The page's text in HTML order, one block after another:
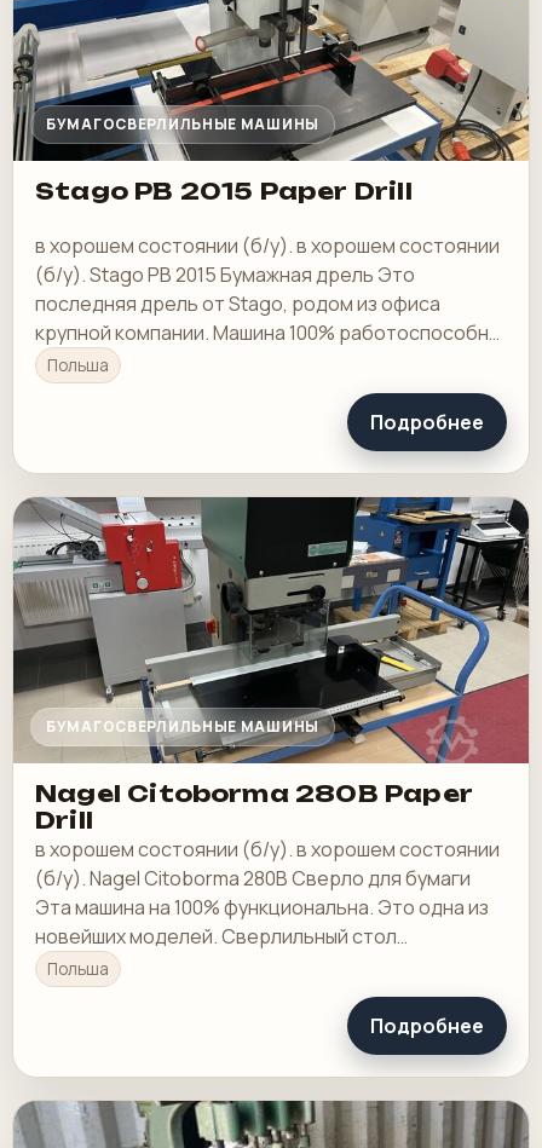
БУМАГОСВЕРЛИЛЬНЫЕ МАШИНЫ
Stago PB 2015 Paper Drill
в хорошем состоянии (б/у). в хорошем состоянии
(б/у). Stago PB 2015 Бумажная дрель Это
последняя дрель от Stago, родом из офиса
крупной компании. Машина 100% работоспособна.
Сверлильный стол регулируется во всех
направлениях (в…
Польша
Подробнее
БУМАГОСВЕРЛИЛЬНЫЕ МАШИНЫ
Nagel Citoborma 280B Paper
Drill
в хорошем состоянии (б/у). в хорошем состоянии
(б/у). Nagel Citoborma 280B Сверло для бумаги
Эта машина на 100% функциональна. Это одна из
новейших моделей. Сверлильный стол
регулируется во всех направлениях (в стороны…
Польша
Подробнее